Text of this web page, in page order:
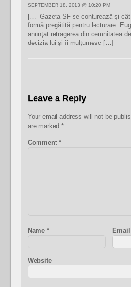
SEPTEMBER 18, 2013 @ 10:20 PM
[…] Gazeta SF se conturează şi
formă pregătită pentru lecturare.
anunţat retragerea din demnitatea
decizia lui şi îi mulţumesc […]
Leave a Reply
Your email address will not be
are marked*
Comment*
Name* Email
Website